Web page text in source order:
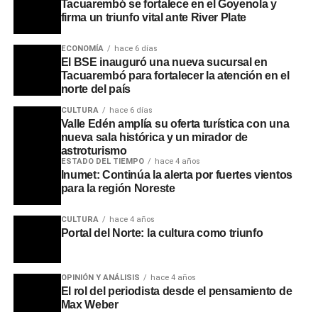
familias repercute directamente en el comercio y la
economía de todo el departamento de Tacuarembó. La
organización sindical continuará en asamblea para
monitorear el desarrollo de la situación a medida que se
acerque la fecha de implementación de la medida.
Portal del Norte
Tacuarembó se fortalece en el Goyenola y
firma un triunfo vital ante River Plate
ECONOMÍA hace 6 días
El BSE inauguró una nueva sucursal en
Tacuarembó para fortalecer la atención en el
norte del país
CULTURA hace 6 días
Valle Edén amplía su oferta turística con una
nueva sala histórica y un mirador de
astroturismo
ESTADO DEL TIEMPO hace 4 años
Inumet: Continúa la alerta por fuertes vientos
para la región Noreste
CULTURA hace 4 años
Portal del Norte: la cultura como triunfo
OPINIÓN Y ANÁLISIS hace 4 años
El rol del periodista desde el pensamiento de
Max Weber